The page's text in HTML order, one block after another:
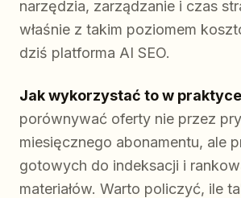
narzędzia, zarządzanie i czas
właśnie z takim poziomem
dziś platforma AI SEO.
Jak wykorzystać to w
porównywać oferty nie przez
miesięcznego abonamentu, ale
gotowych do indeksacji i
materiałów. Warto policzyć, ile